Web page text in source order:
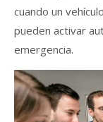
cuando un
pueden activar
emergencia.